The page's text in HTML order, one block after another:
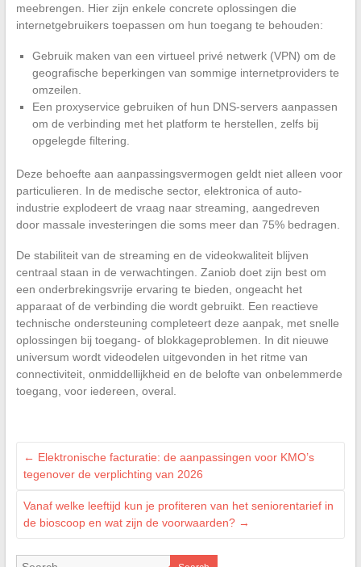
meebrengen. Hier zijn enkele concrete oplossingen die
internetgebruikers toepassen om hun toegang te behouden:
Gebruik maken van een virtueel privé netwerk (VPN) om de
geografische beperkingen van sommige internetproviders te
omzeilen.
Een proxyservice gebruiken of hun DNS-servers aanpassen
om de verbinding met het platform te herstellen, zelfs bij
opgelegde filtering.
Deze behoefte aan aanpassingsvermogen geldt niet alleen voor
particulieren. In de medische sector, elektronica of auto-
industrie explodeert de vraag naar streaming, aangedreven
door massale investeringen die soms meer dan 75% bedragen.
De stabiliteit van de streaming en de videokwaliteit blijven
centraal staan in de verwachtingen. Zaniob doet zijn best om
een onderbrekingsvrije ervaring te bieden, ongeacht het
apparaat of de verbinding die wordt gebruikt. Een reactieve
technische ondersteuning completeert deze aanpak, met snelle
oplossingen bij toegang- of blokkageproblemen. In dit nieuwe
universum wordt videodelen uitgevonden in het ritme van
connectiviteit, onmiddellijkheid en de belofte van onbelemmerde
toegang, voor iedereen, overal.
← Elektronische facturatie: de aanpassingen voor KMO’s
tegenover de verplichting van 2026
Vanaf welke leeftijd kun je profiteren van het seniorentarief in
de bioscoop en wat zijn de voorwaarden? →